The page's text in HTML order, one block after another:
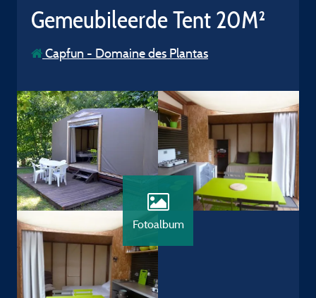
Gemeubileerde Tent 20M²
Capfun - Domaine des Plantas
Fotoalbum